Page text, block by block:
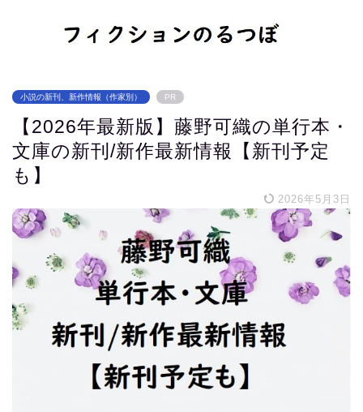
小説の新刊、新作情報（作家別） PR
【2026年最新版】藤野可織の単行本・
文庫の新刊/新作最新情報【新刊予定
も】
2026年5月3日